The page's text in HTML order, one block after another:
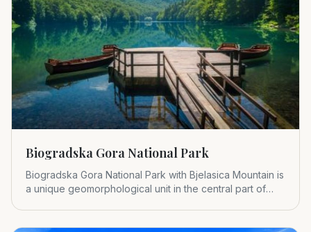
Biogradska Gora National Park
Biogradska Gora National Park with Bjelasica Mountain is
a unique geomorphological unit in the central part of